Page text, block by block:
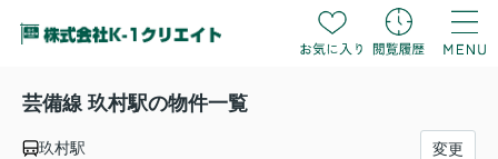
芸備線 玖村駅の物件一覧
玖村駅 変更